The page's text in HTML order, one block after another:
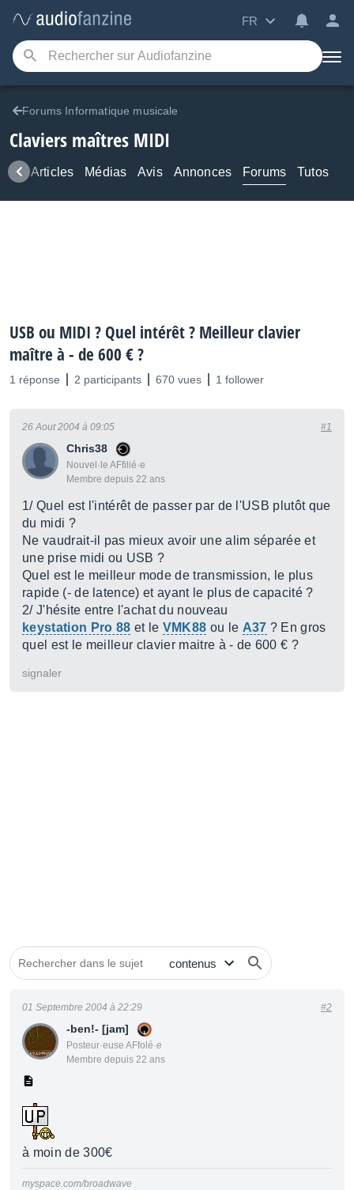
FR
Forums Informatique musicale
Claviers maîtres MIDI
Articles Médias Avis Annonces Forums Tutos
USB ou MIDI ? Quel intérêt ? Meilleur clavier
maître à - de 600 € ?
1 réponse 2 participants 670 vues 1 follower
Chris38
Nouvel·le AFfilié·e
Membre depuis 22 ans
26 Aout 2004 à 09:05 #1
1/ Quel est l'intérêt de passer par de l'USB plutôt que
du midi ?
Ne vaudrait-il pas mieux avoir une alim séparée et
une prise midi ou USB ?
Quel est le meilleur mode de transmission, le plus
rapide (- de latence) et ayant le plus de capacité ?
2/ J'hésite entre l'achat du nouveau
keystation Pro 88 et le VMK88 ou le A37 ? En gros
quel est le meilleur clavier maitre à - de 600 € ?
signaler
-ben!- [jam]
Posteur·euse AFfolé·e
Membre depuis 22 ans
01 Septembre 2004 à 22:29 #2
à moin de 300€
myspace.com/broadwave